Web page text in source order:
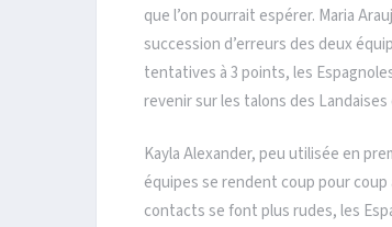
que l’on pourrait espérer. Maria
succession d’erreurs des deux
tentatives à 3 points, les
revenir sur les talons des
Kayla Alexander, peu utilisée en
équipes se rendent coup pour coup
contacts se font plus rudes, les